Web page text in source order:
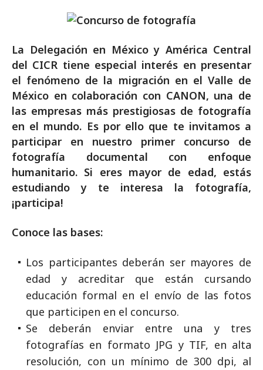
La Delegación en México y América Central
del CICR tiene especial interés en presentar
el fenómeno de la migración en el Valle de
México en colaboración con CANON, una de
las empresas más prestigiosas de fotografía
en el mundo. Es por ello que te invitamos a
participar en nuestro primer concurso de
fotografía documental con enfoque
humanitario. Si eres mayor de edad, estás
estudiando y te interesa la fotografía,
¡participa!
Conoce las bases:
Los participantes deberán ser mayores de
edad y acreditar que están cursando
educación formal en el envío de las fotos
que participen en el concurso.
Se deberán enviar entre una y tres
fotografías en formato JPG y TIF, en alta
resolución, con un mínimo de 300 dpi, al